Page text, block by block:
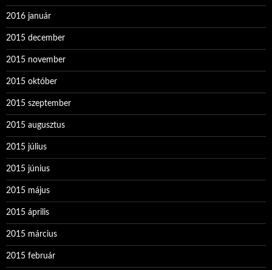
2016 január
2015 december
2015 november
2015 október
2015 szeptember
2015 augusztus
2015 július
2015 június
2015 május
2015 április
2015 március
2015 február